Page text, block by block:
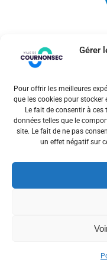
Gérer
Pour offrir les meilleures
que les cookies pour
Le fait de consentir à
données telles que le
site. Le fait de ne pas
un effet négatif sur
© 2026 Ville de